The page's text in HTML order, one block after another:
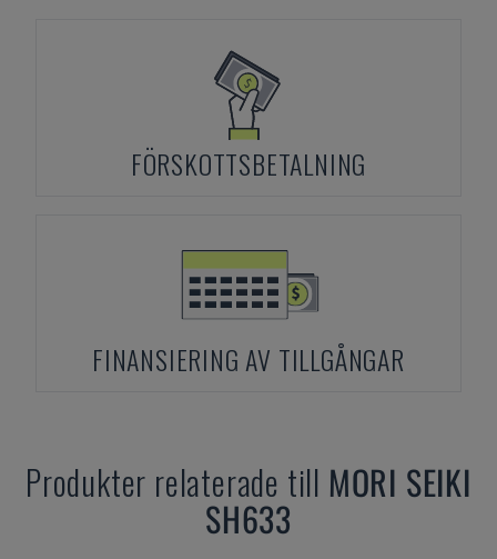
FÖRSKOTTSBETALNING
FINANSIERING AV TILLGÅNGAR
Produkter relaterade till MORI SEIKI
SH633